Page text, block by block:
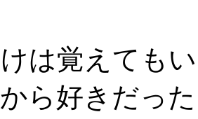
は覚えても
ら好きだっ